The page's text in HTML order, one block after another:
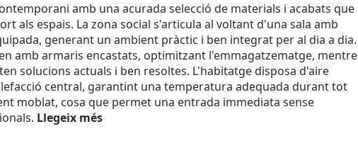
amb una acurada selecció de materials i acabats que
als espais. La zona social s'articula al voltant d'una sala amb
generant un ambient pràctic i ben integrat per al dia a dia.
amb armaris encastats, optimitzant l'emmagatzematge, mentre
solucions actuals i ben resoltes. L'habitatge disposa d'aire
central, garantint una temperatura adequada durant tot
moblat, cosa que permet una entrada immediata sense
Llegeix més